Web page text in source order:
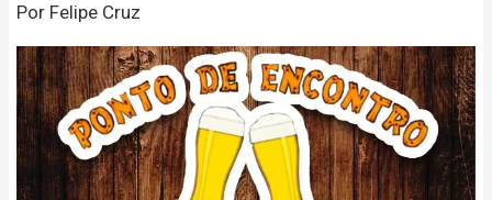
Por Felipe Cruz